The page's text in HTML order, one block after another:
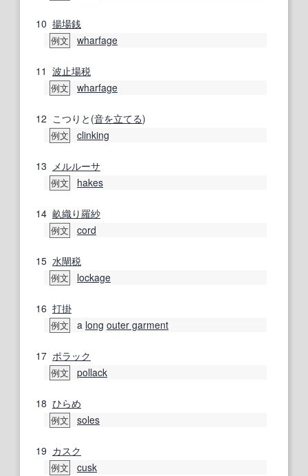
10 揚場銭
例文 wharfage
11 波止場税
例文 wharfage
12 こつりと(音を立てる)
例文 clinking
13 メルルーサ
例文 hakes
14 畝織り羅紗
例文 cord
15 水閘税
例文 lockage
16 打掛
例文 a long outer garment
17 ポラック
例文 pollack
18 ひらめ
例文 soles
19 カスク
例文 cusk